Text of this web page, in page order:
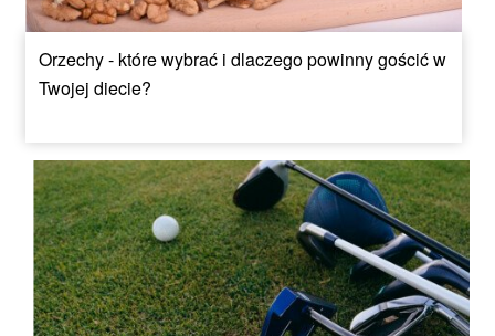
Orzechy - które wybrać i dlaczego powinny gościć w
Twojej diecie?